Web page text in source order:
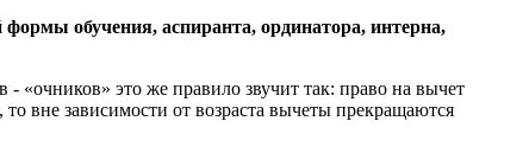
формы обучения, аспиранта, ординатора, интерна,
«очников» это же правило звучит так: право на вычет
вне зависимости от возраста вычеты прекращаются